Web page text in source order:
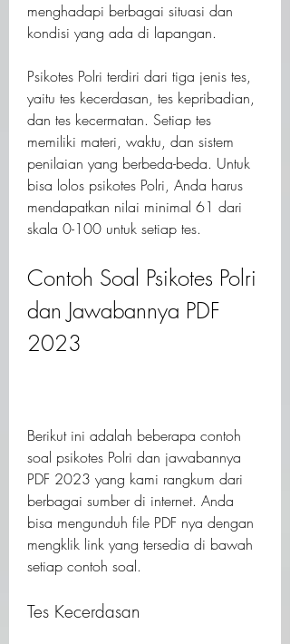
menghadapi berbagai situasi dan
kondisi yang ada di lapangan.
Psikotes Polri terdiri dari tiga jenis tes,
yaitu tes kecerdasan, tes kepribadian,
dan tes kecermatan. Setiap tes
memiliki materi, waktu, dan sistem
penilaian yang berbeda-beda. Untuk
bisa lolos psikotes Polri, Anda harus
mendapatkan nilai minimal 61 dari
skala 0-100 untuk setiap tes.
Contoh Soal Psikotes Polri
dan Jawabannya PDF
2023
Berikut ini adalah beberapa contoh
soal psikotes Polri dan jawabannya
PDF 2023 yang kami rangkum dari
berbagai sumber di internet. Anda
bisa mengunduh file PDF nya dengan
mengklik link yang tersedia di bawah
setiap contoh soal.
Tes Kecerdasan